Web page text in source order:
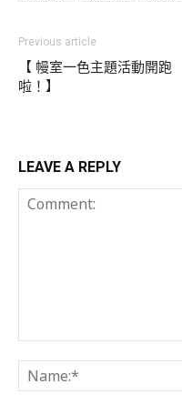
Previous article
【 幔室一色主題活動開跑
啦！】
LEAVE A REPLY